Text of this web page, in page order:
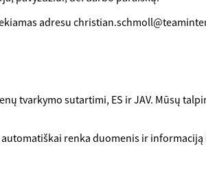
adresu
tvarkymo sutartimi, ES ir JAV. Mūsų
renka duomenis ir